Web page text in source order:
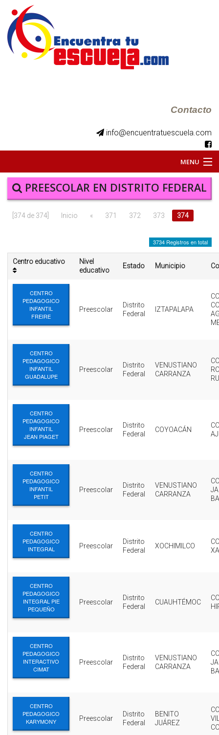
Contacto
info@encuentratuescuela.com
MENU
INICIO
ESCUELA DE LA REPUBLICA
CONTRATA PUBLICIDAD
PREESCOLAR EN DISTRITO FEDERAL
[374 de 374] Inicio « 371 372 373 374
3734 Registros en total
Centro educativo
Nivel
educativo
Estado Municipio
CENTRO
PEDAGOGICO
INFANTIL
FREIRE
Preescolar
Distrito
Federal
IZTAPALAPA
CENTRO
PEDAGOGICO
INFANTIL
GUADALUPE
Preescolar
Distrito
Federal
VENUSTIANO
CARRANZA
CENTRO
PEDAGOGICO
INFANTIL
JEAN PIAGET
Preescolar
Distrito
Federal
COYOACÁN
CENTRO
PEDAGOGICO
INFANTIL
PETIT
Preescolar
Distrito
Federal
VENUSTIANO
CARRANZA
CENTRO
PEDAGOGICO
INTEGRAL
Preescolar
Distrito
Federal
XOCHIMILCO
CENTRO
PEDAGOGICO
INTEGRAL PIE
PEQUEÑO
Preescolar
Distrito
Federal
CUAUHTÉMOC
CENTRO
PEDAGOGICO
INTERACTIVO
CIMAT
Preescolar
Distrito
Federal
VENUSTIANO
CARRANZA
CENTRO
PEDAGOGICO
KARYMONY
Preescolar
Distrito
Federal
BENITO
JUÁREZ